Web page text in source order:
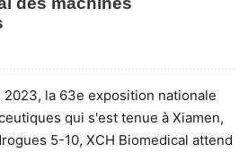
2023, la 63e exposition nationale
qui s'est tenue à Xiamen,
5-10, XCH Biomedical attend